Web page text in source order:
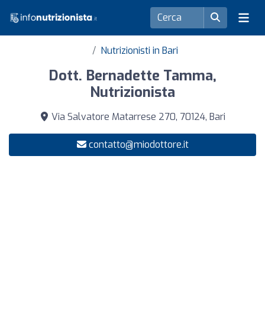
Nutrizionisti in Bari
Dott. Bernadette Tamma,
Nutrizionista
Via Salvatore Matarrese 270, 70124, Bari
contatto@miodottore.it